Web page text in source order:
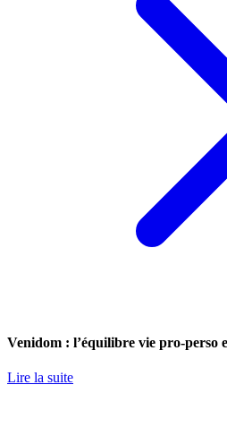
Venidom : l’équilibre vie pro-perso
Lire la suite